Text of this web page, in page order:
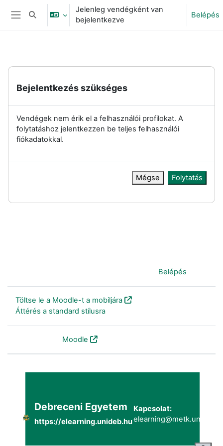
Tovább a fő tartalomhoz
Oldalpanel
Keresési bemeneti adatok váltása
Jelenleg vendégként van
bejelentkezve
Belépés
Bejelentkezés szükséges
Vendégek nem érik el a felhasználói profilokat. A
folytatáshoz jelentkezzen be teljes felhasználói
fiókadatokkal.
Mégse Folytatás
Belépés
Töltse le a Moodle-t a mobiljára
Áttérés a standard stílusra
Moodle
Debreceni Egyetem
https://elearning.unideb.hu
Kapcsolat: